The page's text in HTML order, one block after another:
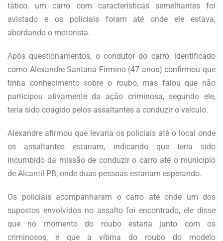
tático, um carro com características semelhantes foi
avistado e os policiais foram até onde ele estava,
abordando o motorista.
Após questionamentos, o condutor do carro, identificado
como Alexandre Santana Firmino (47 anos) confirmou que
tinha conhecimento sobre o roubo, mas falou que não
participou ativamente da ação criminosa, segundo ele,
teria sido coagido pelos assaltantes a conduzir o veículo.
Alexandre afirmou que levaria os policiais até o local onde
os assaltantes estariam, indicando que teria sido
incumbido da missão de conduzir o carro até o município
de Alcantil-PB, onde duas pessoas estariam esperando.
Os policiais acompanharam o carro até onde um dos
supostos envolvidos no assalto foi encontrado, ele disse
que no momento do roubo estaria junto com os
criminosos, e que a vítima do roubo do modelo